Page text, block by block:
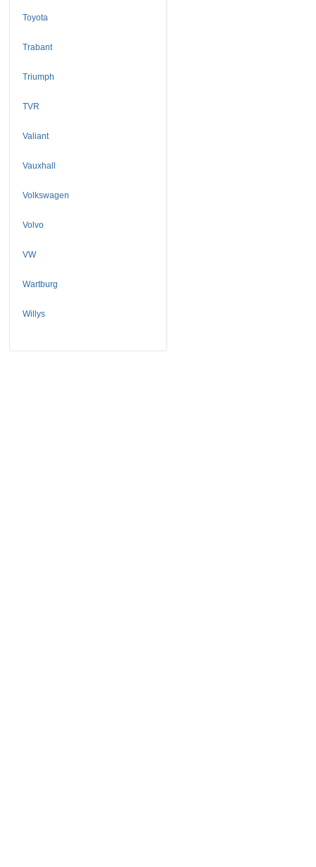
Toyota
Trabant
Triumph
TVR
Valiant
Vauxhall
Volkswagen
Volvo
VW
Wartburg
Willys